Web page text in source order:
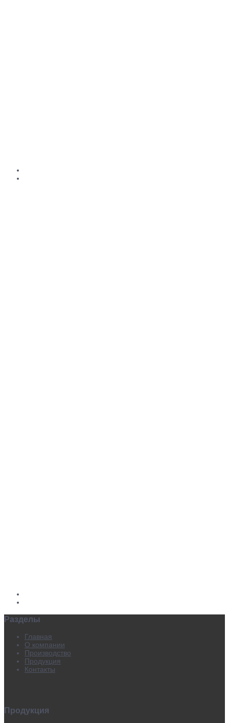
Разделы
Главная
О компании
Производство
Продукция
Контакты
Продукция